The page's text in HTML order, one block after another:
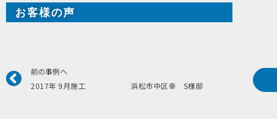
お客様の声
Prev
前の事例へ
2017年 9月施工 浜松市中区幸 S様邸